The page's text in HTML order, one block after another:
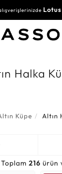
alışverişlerinizdeSu
Halka
Küpe Altın
Toplam 216 ürün